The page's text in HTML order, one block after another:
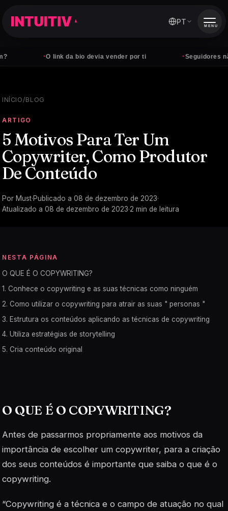
O link da bio devia vender por ti Seguidores não
PT MENU
INÍCIO/BLOG
ARTIGO
5 Motivos Para Ter Um
Copywriter, Como Produtor
De Conteúdo
Por Must·Publicado a 08 de dezembro de 2023·
Atualizado a 08 de dezembro de 2023·2 min de leitura
NESTA PÁGINA
O QUE É O COPYWRITING?
1. Conhece o copywriting e as suas técnicas como ninguém
2. Como utilizar o copywriting para atrair as suas " personas "
3. Estrutura os conteúdos aplicando as técnicas de copywriting
4. Utiliza estratégias de storytelling
5. Cria conteúdo original
O QUE É O COPYWRITING?
Antes de passarmos propriamente aos motivos da
importância de escolher um copywriter, para a criação
dos seus conteúdos é importante que saiba o que é o
copywriting.
“Copywriting é a técnica e o campo de atuação no qual